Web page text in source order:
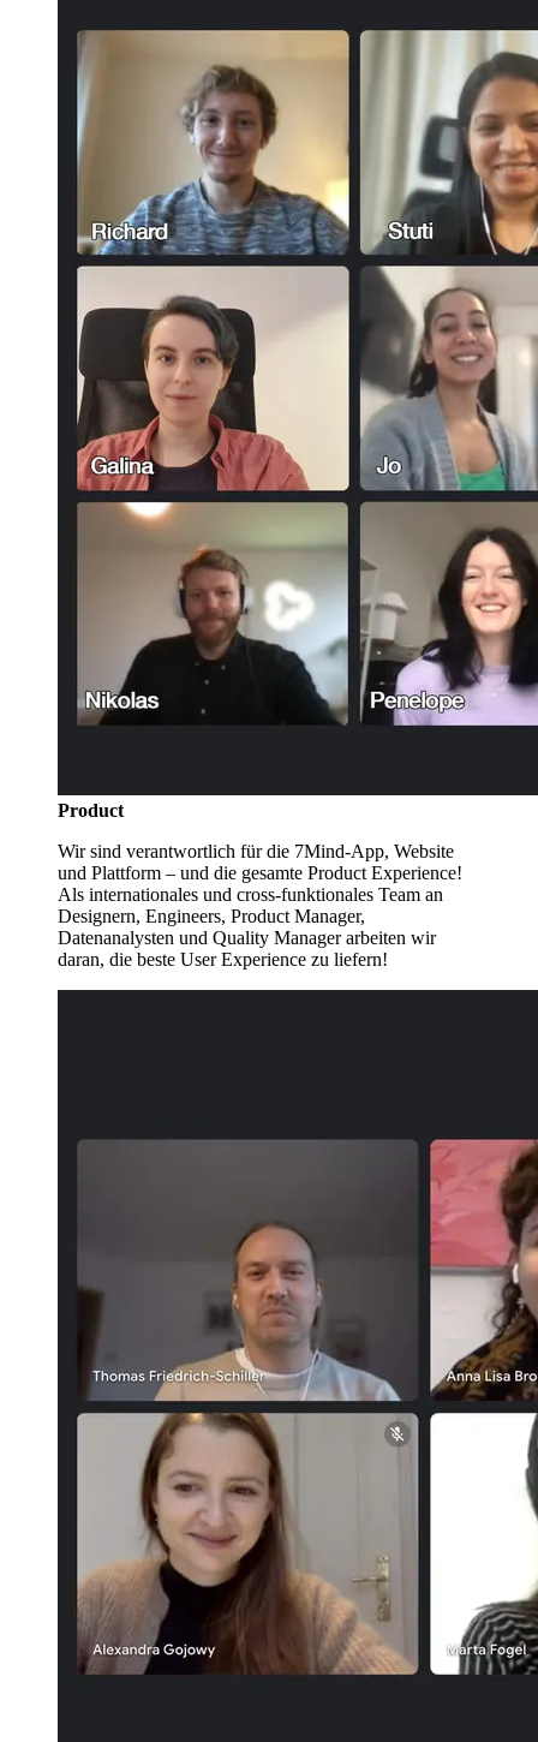
Product
Wir sind verantwortlich für die 7Mind-App, Website
und Plattform – und die gesamte Product Experience!
Als internationales und cross-funktionales Team an
Designern, Engineers, Product Manager,
Datenanalysten und Quality Manager arbeiten wir
daran, die beste User Experience zu liefern!